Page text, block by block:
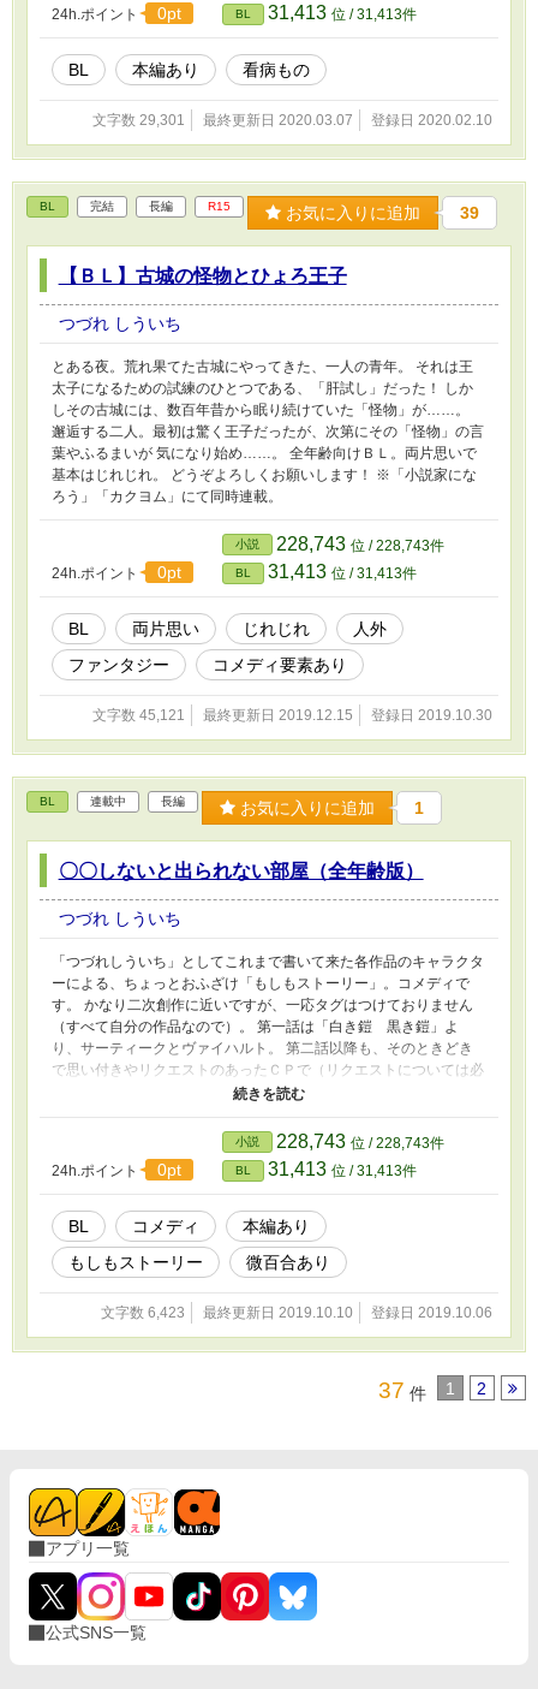
24h.ポイント 0pt BL 31,413 位 / 31,413件
BL 本編あり 看病もの
文字数 29,301 最終更新日 2020.03.07 登録日 2020.02.10
BL 完結 長編 R15 お気に入りに追加 39
【ＢＬ】古城の怪物とひょろ王子
つづれ しういち
とある夜。荒れ果てた古城にやってきた、一人の青年。 それは王
太子になるための試練のひとつである、「肝試し」だった！ しか
しその古城には、数百年昔から眠り続けていた「怪物」が……。
邂逅する二人。最初は驚く王子だったが、次第にその「怪物」の言
葉やふるまいが 気になり始め……。 全年齢向けＢＬ。両片思いで
基本はじれじれ。 どうぞよろしくお願いします！ ※「小説家にな
ろう」「カクヨム」にて同時連載。
24h.ポイント 0pt
小説 228,743 位 / 228,743件
BL 31,413 位 / 31,413件
BL 両片思い じれじれ
人外
ファンタジー
コメディ要素あり
文字数 45,121 最終更新日 2019.12.15 登録日 2019.10.30
BL 連載中 長編 お気に入りに追加 1
〇〇しないと出られない部屋（全年齢版）
つづれ しういち
「つづれしういち」としてこれまで書いて来た各作品のキャラクタ
ーによる、ちょっとおふざけ「もしもストーリー」。コメディで
す。 かなり二次創作に近いですが、一応タグはつけておりません
（すべて自分の作品なので）。 第一話は「白き鎧 黒き鎧」よ
り、サーティークとヴァイハルト。 第二話以降も、そのときどき
で思い付きやリクエストのあったＣＰで（リクエストについては必
ず書けるとは限りません）書いていこうかと思います。 不定期更
24h.ポイント 0pt
小説 228,743 位 / 228,743件
BL 31,413 位 / 31,413件
BL コメディ
本編あり
もしもストーリー
微百合あり
文字数 6,423 最終更新日 2019.10.10 登録日 2019.10.06
37 件 1 2
アプリ一覧
公式SNS一覧